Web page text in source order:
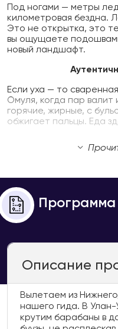
Под ногами — метры
километровая бездна.
Это не открытка, это
вы ощущаете
новый ландшафт.
Если уха — то
Омуля, когда пар валит
горячие, жирные, с
обжигает пальцы. Еда
Программа
Описание
Вылетаем из
нашего гида. В
крутим барабаны в